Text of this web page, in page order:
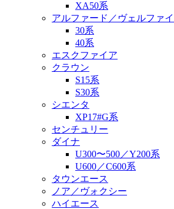
XA50系
アルファード／ヴェルファ
30系
40系
エスクファイア
クラウン
S15系
S30系
シエンタ
XP17#G系
センチュリー
ダイナ
U300〜500／Y200系
U600／C600系
タウンエース
ノア／ヴォクシー
ハイエース